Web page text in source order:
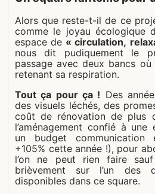
Alors que reste-t-il de ce
comme le joyau écologique
espace de « circulation,
nous dit pudiquement le
passage avec deux bancs où
retenant sa respiration.
Tout ça pour ça ! Des
des visuels léchés, des
coût de rénovation de
l’aménagement confié à une
un budget
+105% cette année !), pour
l’on ne peut rien faire sauf
brièvement sur l’un des
disponibles dans ce square.